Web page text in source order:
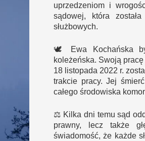
uprzedzeniom i
sądowej, która
służbowych.
🕊️ Ewa Kochańska
koleżeńska. Swoją
18 listopada 2022 r.
trakcie pracy. Jej
całego środowiska
⚖️ Kilka dni temu sąd
prawny, lecz także
świadomość, że każde